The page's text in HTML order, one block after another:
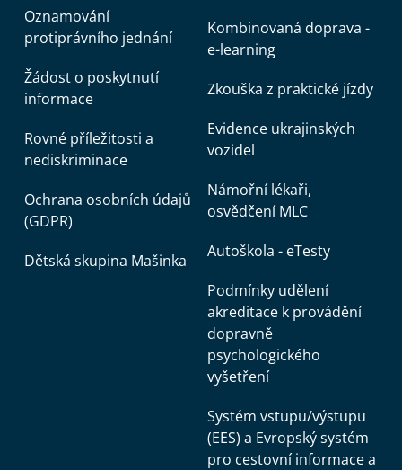
statistice a zrušení nařízení (ES, Euratom) č.
1101/2008 o předávání údajů, na které se
vztahuje statistická důvěrnost, Statistickému
úřadu Evropských společenství, nařízení Rady
(ES) č. 322/97 o statistice Společenství
a rozhodnutí Rady 89/382/EHS, Euratom, kterým
se zřizuje Výbor pro statistické programy
nařízení Komise (EU) č. 557/2013 ze dne 17.
Evropského parlamentu a Rady (ES) č. 223/2009
Oznamování
protiprávního jednání
Žádost o poskytnutí
informace
Rovné příležitosti a
nediskriminace
Ochrana osobních údajů
(GDPR)
Dětská skupina Mašinka
Kombinovaná doprava -
e-learning
Zkouška z praktické jízdy
Evidence ukrajinských
vozidel
Námořní lékaři,
osvědčení MLC
Autoškola - eTesty
Podmínky udělení
akreditace k provádění
dopravně
psychologického
vyšetření
Systém vstupu/výstupu
(EES) a Evropský systém
pro cestovní informace a